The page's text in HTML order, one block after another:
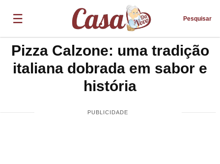
☰ Pesquisar
Pizza Calzone: uma tradição
italiana dobrada em sabor e
história